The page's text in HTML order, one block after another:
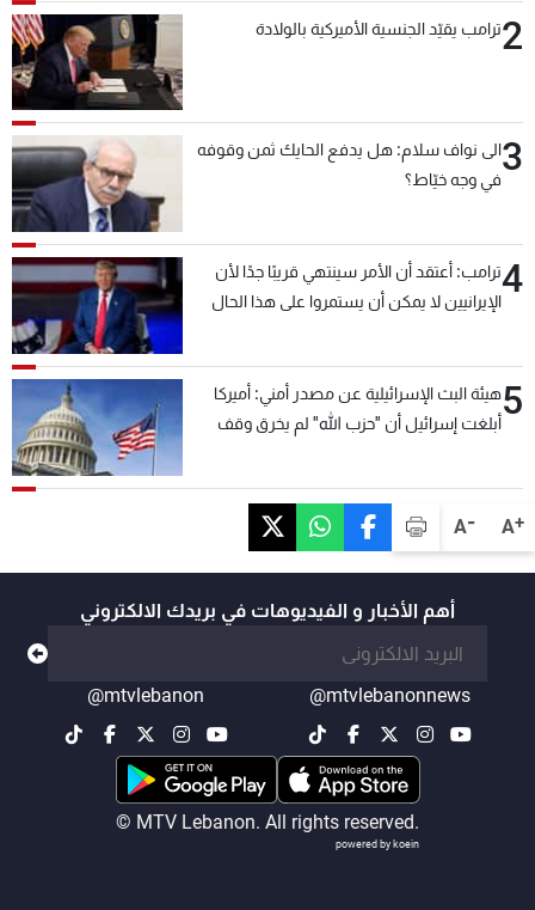
A+
A-
2ترامب يقيّد الجنسية الأميركية بالولادة
3الى نواف سلام: هل يدفع الحايك ثمن وقوفه
في وجه خيّاط؟
4ترامب: أعتقد أن الأمر سينتهي قريبًا جدًا لأن
الإيرانيين لا يمكن أن يستمروا على هذا الحال
5هيئة البث الإسرائيلية عن مصدر أمني: أميركا
أبلغت إسرائيل أن "حزب الله" لم يخرق وقف
أهم الأخبار و الفيديوهات في بريدك الالكتروني
@mtvlebanonnews
@mtvlebanon
© MTV Lebanon. All rights reserved.
powered by koein